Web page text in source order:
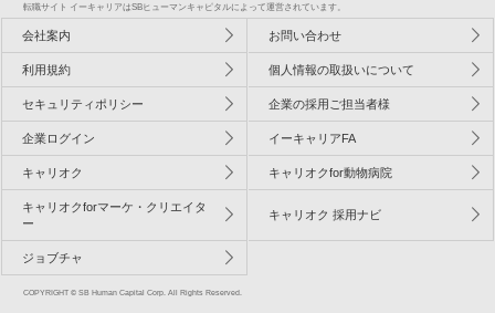
転職サイト イーキャリアはSBヒューマンキャピタルによって運営されています。
会社案内 お問い合わせ
利用規約 個人情報の取扱いについて
セキュリティポリシー 企業の採用ご担当者様
企業ログイン イーキャリアFA
キャリオク キャリオクfor動物病院
キャリオクforマーケ・クリエイタ
ー
キャリオク 採用ナビ
ジョブチャ
COPYRIGHT © SB Human Capital Corp. All Rights Reserved.